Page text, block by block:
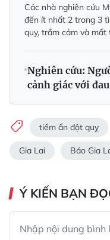
Các nhà nghiên cứu
đến ít nhất 2 trong 3
quỵ, trầm cảm và mất
Nghiên cứu:
cảnh giác với
tiềm ẩn đột quỵ
Gia Lai Báo Gia
Ý KIẾN BẠN